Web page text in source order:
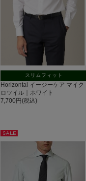
スリムフィット
Horizontal イージーケア マイク
ロツイル｜ホワイト
7,700円(税込)
セー